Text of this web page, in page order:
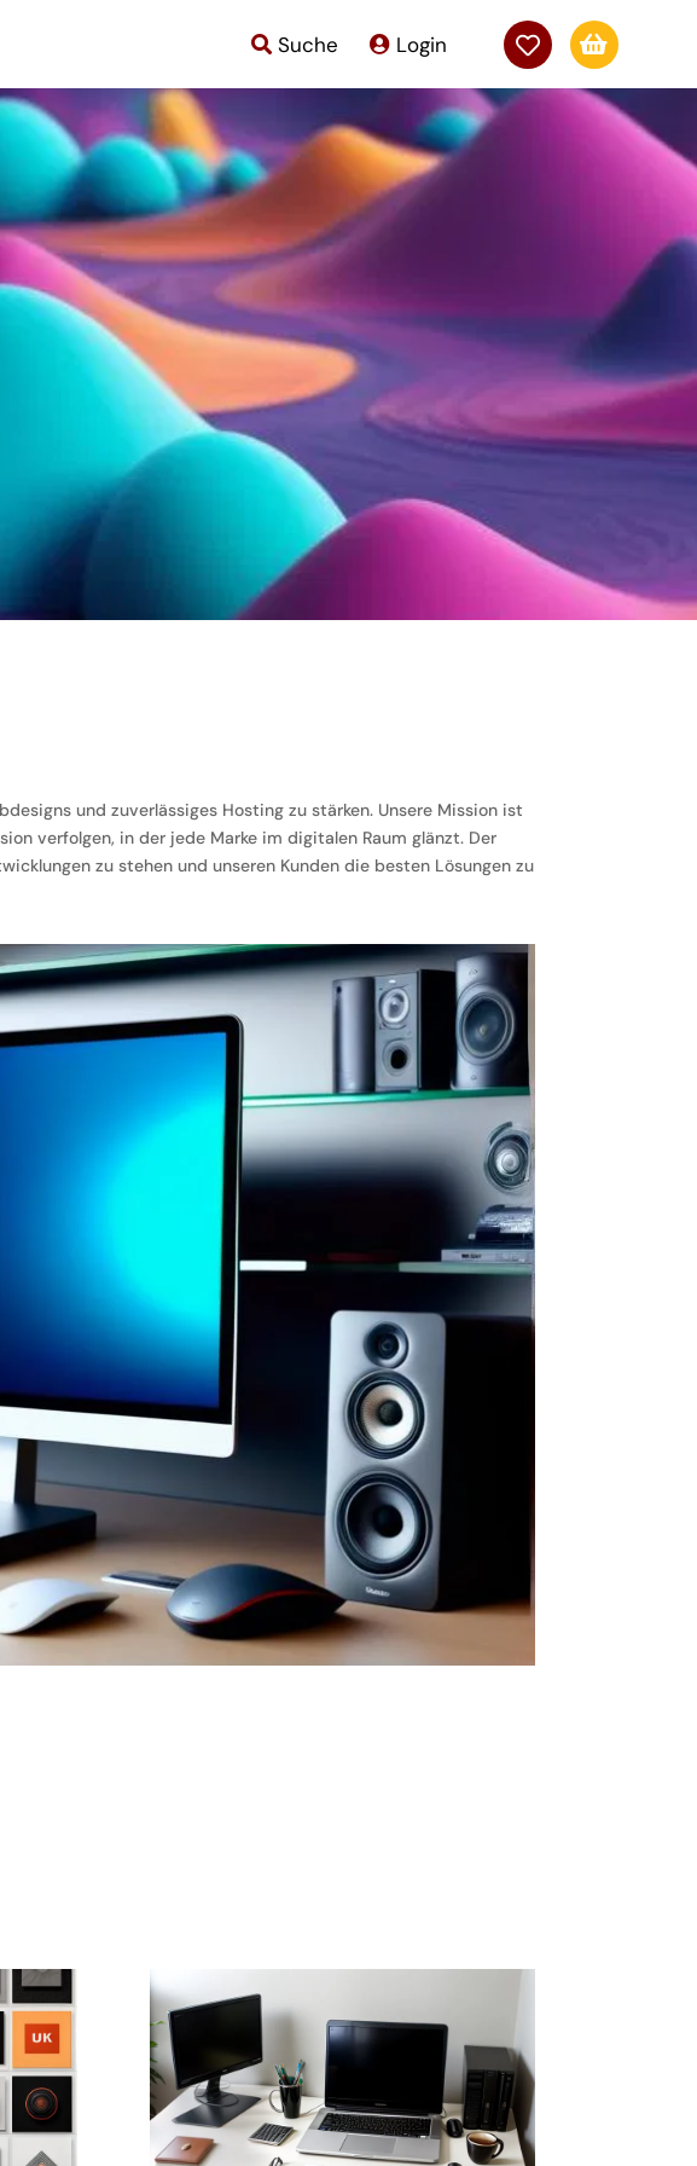
 
Login
Suche
und zuverlässiges Hosting zu stärken. Unsere Mission ist
verfolgen, in der jede Marke im digitalen Raum glänzt. Der
zu stehen und unseren Kunden die besten Lösungen zu